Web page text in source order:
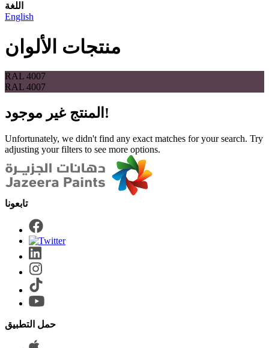
اللغة
English
منتجات الألوان
RAL 4007
RAL 4007
المنتج غير موجود!
Unfortunately, we didn't find any exact matches for your search. Try
adjusting your filters to see more options.
حمل التطبيق